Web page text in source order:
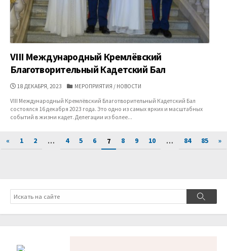
VIII Международный Кремлёвский
Благотворительный Кадетский Бал
ДАТА
18 ДЕКАБРЯ, 2023 КАТЕГОРИИ
МЕРОПРИЯТИЯ / НОВОСТИ
VIII Международный Кремлёвский Благотворительный Кадетский Бал
состоялся 16 декабря 2023 года. Это одно из самых ярких и масштабных
событий в жизни кадет. Делегации из более...
Пагинация
« 1 2 … 4 5 6 7 8 9 10 … 84 85 »
Поиск
Поиск